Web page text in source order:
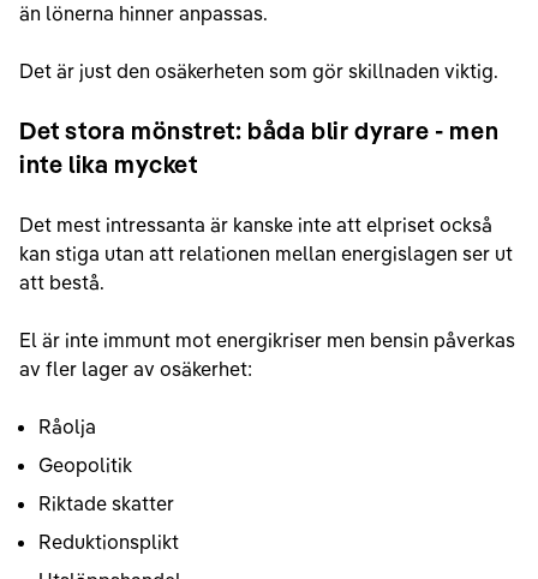
än lönerna hinner anpassas.
Det är just den osäkerheten som gör skillnaden viktig.
Det stora mönstret: båda blir dyrare - men
inte lika mycket
Det mest intressanta är kanske inte att elpriset också
kan stiga utan att relationen mellan energislagen ser ut
att bestå.
El är inte immunt mot energikriser men bensin påverkas
av fler lager av osäkerhet:
Råolja
Geopolitik
Riktade skatter
Reduktionsplikt